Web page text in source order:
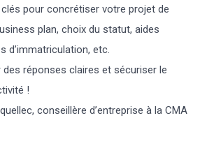
pour concrétiser votre projet de
plan, choix du statut, aides
d’immatriculation, etc.
réponses claires et sécuriser le
!
conseillère d’entreprise à la CMA